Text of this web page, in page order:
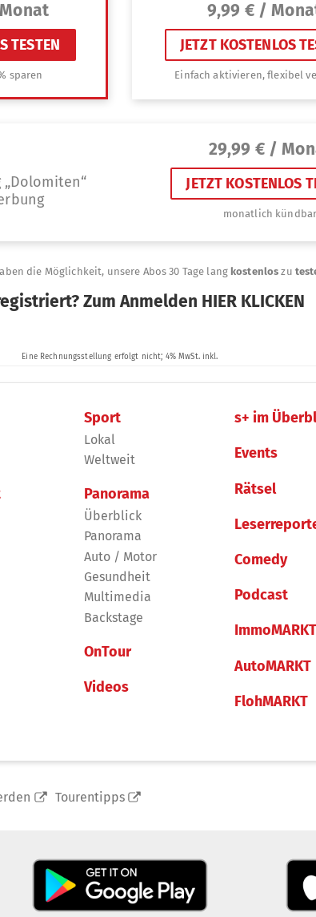
Sport
Lokal
Weltweit
Panorama
Überblick
Panorama
Auto / Motor
Gesundheit
Multimedia
Backstage
OnTour
Videos
s+ im
Events
Rätsel
Comedy
Podcast
ImmoMARKT
AutoMARKT
FlohMARKT
Tourentipps